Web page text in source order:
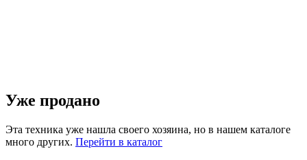
Уже продано
Эта техника уже нашла своего хозяина, но в нашем каталоге
много других. Перейти в каталог